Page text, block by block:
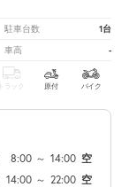
駐車台数 1台
車高 -
トラック 原付 バイク
8:00 ～ 14:00 空
14:00 ～ 22:00 空